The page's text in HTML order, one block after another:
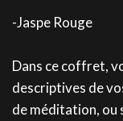
-Jaspe Rouge
Dans ce coffret,
descriptives de
de méditation, ou